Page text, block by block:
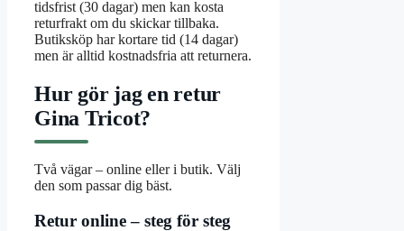
tidsfrist (30 dagar) men kan kosta
returfrakt om du skickar tillbaka.
Butiksköp har kortare tid (14 dagar)
men är alltid kostnadsfria att returnera.
Hur gör jag en retur
Gina Tricot?
Två vägar – online eller i butik. Välj
den som passar dig bäst.
Retur online – steg för steg